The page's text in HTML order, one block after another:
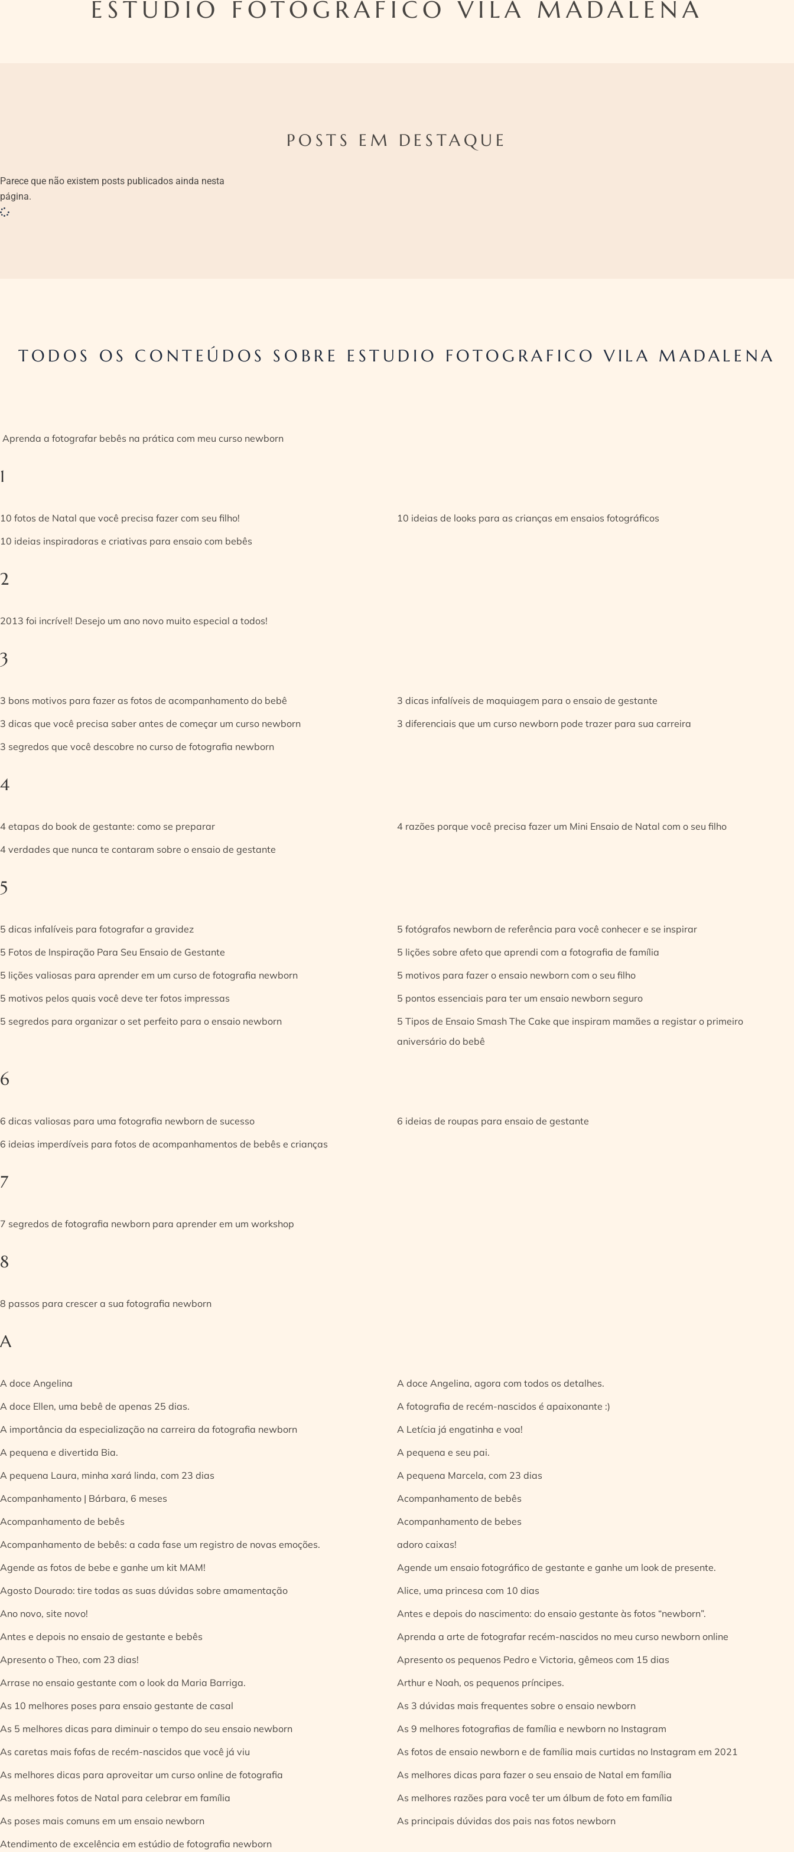
ESTUDIO FOTOGRAFICO VILA MADALENA
POSTS EM DESTAQUE
Parece que não existem posts publicados ainda nesta
página.
TODOS OS CONTEÚDOS SOBRE ESTUDIO FOTOGRAFICO VILA MADALENA
Aprenda a fotografar bebês na prática com meu curso newborn
1
10 fotos de Natal que você precisa fazer com seu filho!
10 ideias de looks para as crianças em ensaios fotográficos
10 ideias inspiradoras e criativas para ensaio com bebês
2
2013 foi incrível! Desejo um ano novo muito especial a todos!
3
3 bons motivos para fazer as fotos de acompanhamento do bebê
3 dicas infalíveis de maquiagem para o ensaio de gestante
3 dicas que você precisa saber antes de começar um curso newborn
3 diferenciais que um curso newborn pode trazer para sua carreira
3 segredos que você descobre no curso de fotografia newborn
4
4 etapas do book de gestante: como se preparar
4 razões porque você precisa fazer um Mini Ensaio de Natal com o seu filho
4 verdades que nunca te contaram sobre o ensaio de gestante
5
5 dicas infalíveis para fotografar a gravidez
5 fotógrafos newborn de referência para você conhecer e se inspirar
5 Fotos de Inspiração Para Seu Ensaio de Gestante
5 lições sobre afeto que aprendi com a fotografia de família
5 lições valiosas para aprender em um curso de fotografia newborn
5 motivos para fazer o ensaio newborn com o seu filho
5 motivos pelos quais você deve ter fotos impressas
5 pontos essenciais para ter um ensaio newborn seguro
5 segredos para organizar o set perfeito para o ensaio newborn
5 Tipos de Ensaio Smash The Cake que inspiram mamães a registar o primeiro
aniversário do bebê
6
6 dicas valiosas para uma fotografia newborn de sucesso
6 ideias de roupas para ensaio de gestante
6 ideias imperdíveis para fotos de acompanhamentos de bebês e crianças
7
7 segredos de fotografia newborn para aprender em um workshop
8
8 passos para crescer a sua fotografia newborn
A
A doce Angelina
A doce Angelina, agora com todos os detalhes.
A doce Ellen, uma bebê de apenas 25 dias.
A fotografia de recém-nascidos é apaixonante :)
A importância da especialização na carreira da fotografia newborn
A Letícia já engatinha e voa!
A pequena e divertida Bia.
A pequena e seu pai.
A pequena Laura, minha xará linda, com 23 dias
A pequena Marcela, com 23 dias
Acompanhamento | Bárbara, 6 meses
Acompanhamento de bebês
Acompanhamento de bebês
Acompanhamento de bebes
Acompanhamento de bebês: a cada fase um registro de novas emoções.
adoro caixas!
Agende as fotos de bebe e ganhe um kit MAM!
Agende um ensaio fotográfico de gestante e ganhe um look de presente.
Agosto Dourado: tire todas as suas dúvidas sobre amamentação
Alice, uma princesa com 10 dias
Ano novo, site novo!
Antes e depois do nascimento: do ensaio gestante às fotos “newborn”.
Antes e depois no ensaio de gestante e bebês
Aprenda a arte de fotografar recém-nascidos no meu curso newborn online
Apresento o Theo, com 23 dias!
Apresento os pequenos Pedro e Victoria, gêmeos com 15 dias
Arrase no ensaio gestante com o look da Maria Barriga.
Arthur e Noah, os pequenos príncipes.
As 10 melhores poses para ensaio gestante de casal
As 3 dúvidas mais frequentes sobre o ensaio newborn
As 5 melhores dicas para diminuir o tempo do seu ensaio newborn
As 9 melhores fotografias de família e newborn no Instagram
As caretas mais fofas de recém-nascidos que você já viu
As fotos de ensaio newborn e de família mais curtidas no Instagram em 2021
As melhores dicas para aproveitar um curso online de fotografia
As melhores dicas para fazer o seu ensaio de Natal em família
As melhores fotos de Natal para celebrar em família
As melhores razões para você ter um álbum de foto em família
As poses mais comuns em um ensaio newborn
As principais dúvidas dos pais nas fotos newborn
Atendimento de excelência em estúdio de fotografia newborn